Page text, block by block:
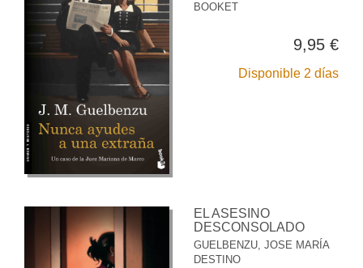
BOOKET
9,95 €
Disponible 2 días
EL ASESINO
DESCONSOLADO
GUELBENZU, JOSE MARÍA
DESTINO